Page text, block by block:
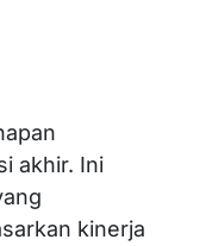
akhir. Ini
kinerja